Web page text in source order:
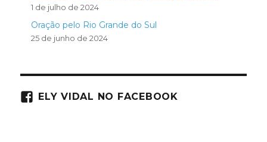
1 de julho de 2024
Oração pelo Rio Grande do Sul
25 de junho de 2024
ELY VIDAL NO FACEBOOK